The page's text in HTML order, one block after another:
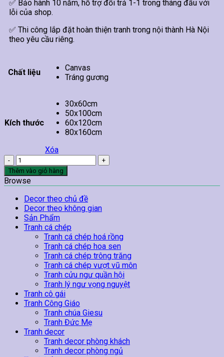
✅ Bảo hành 10 năm, hỗ trợ đổi trả 1-1 trong tháng đầu với
lỗi của shop.
✅ Thi công lắp đặt hoàn thiện tranh trong nội thành Hà Nội
theo yêu cầu riêng.
Chất liệu
Canvas
Tráng gương
Kích thước
30x60cm
50x100cm
60x120cm
80x160cm
Xóa
Tranh
Sơn
Thuỷ
Hữu
Tình
TT3
số
lượng
Thêm vào giỏ hàng
Browse
Decor theo chủ đề
Decor theo không gian
Sản Phẩm
Tranh cá chép
Tranh cá chép hoá rồng
Tranh cá chép hoa sen
Tranh cá chép trông trăng
Tranh cá chép vượt vũ môn
Tranh cửu ngư quần hội
Tranh lý ngư vọng nguyệt
Tranh cô gái
Tranh Công Giáo
Tranh chúa Giesu
Tranh Đức Mẹ
Tranh decor
Tranh decor phòng khách
Tranh decor phòng ngủ